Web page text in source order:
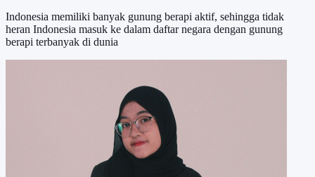
Indonesia memiliki banyak gunung berapi aktif, sehingga tidak
heran Indonesia masuk ke dalam daftar negara dengan gunung
berapi terbanyak di dunia